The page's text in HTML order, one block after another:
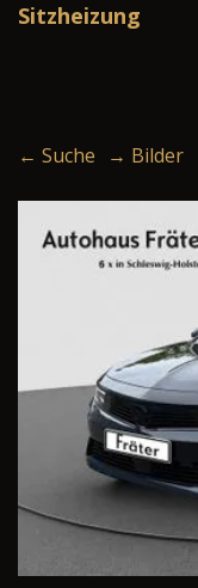
Sitzheizung
← Suche → Bilder